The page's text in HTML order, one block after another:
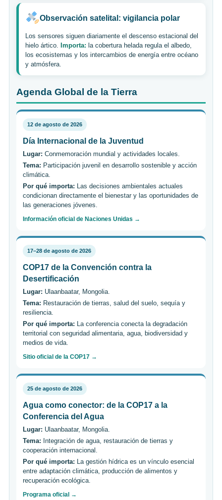
Observación satelital: vigilancia polar
Los sensores siguen diariamente el descenso estacional del
hielo ártico.
Importa: la cobertura helada regula el albedo,
los ecosistemas y los intercambios de energía entre océano
y atmósfera.
Agenda Global de la Tierra
12 de agosto de 2026
Día Internacional de la Juventud
Lugar: Conmemoración mundial y actividades locales.
Tema: Participación juvenil en desarrollo sostenible y acción
climática.
Por qué importa: Las decisiones ambientales actuales
condicionan directamente el bienestar y las oportunidades de
las generaciones jóvenes.
Información oficial de Naciones Unidas →
17–28 de agosto de 2026
COP17 de la Convención contra la
Desertificación
Lugar: Ulaanbaatar, Mongolia.
Tema: Restauración de tierras, salud del suelo, sequía y
resiliencia.
Por qué importa: La conferencia conecta la degradación
territorial con seguridad alimentaria, agua, biodiversidad y
medios de vida.
Sitio oficial de la COP17 →
25 de agosto de 2026
Agua como conector: de la COP17 a la
Conferencia del Agua
Lugar: Ulaanbaatar, Mongolia.
Tema: Integración de agua, restauración de tierras y
cooperación internacional.
Por qué importa: La gestión hídrica es un vínculo esencial
entre adaptación climática, producción de alimentos y
recuperación ecológica.
Programa oficial →